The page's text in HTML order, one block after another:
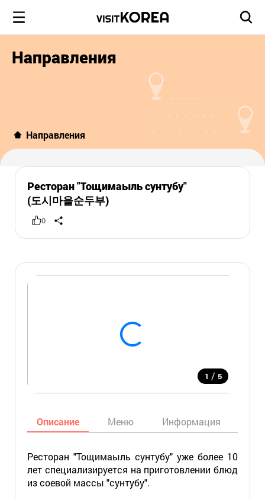
Направления
Направления
Ресторан "Тощимаыль сунтубу"
(도시마을순두부)
0
1 / 5
Описание Меню Информация
Ресторан "Тощимаыль сунтубу" уже более 10
лет специализируется на приготовлении блюд
из соевой массы "сунтубу".